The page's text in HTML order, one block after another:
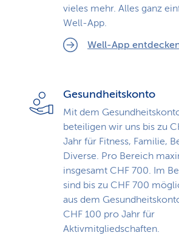
vieles mehr. Alles ganz
Well-App.
Well-App
Gesundheitskonto
Mit dem
beteiligen wir uns bis zu
Jahr für Fitness, Familie,
Diverse. Pro Bereich
insgesamt CHF 700. Im
sind bis zu CHF 700
aus dem
CHF 100 pro Jahr für
Aktivmitgliedschaften.